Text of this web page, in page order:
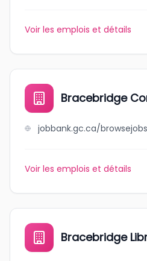
Voir les emplois et détails
Bracebridge
Voir les emplois et détails
Bracebridge